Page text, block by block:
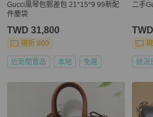
Gucci風琴包郵差包 21*15*9 99新配
件塵袋
TWD 31,800
現折 800
近新閒置品 本地 免運
二手
狀況